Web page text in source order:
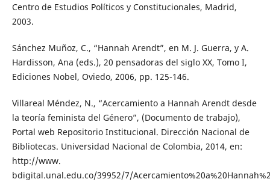
Centro de Estudios Políticos y Constitucionales, Madrid,
2003.
Sánchez Muñoz, C., “Hannah Arendt”, en M. J. Guerra, y A.
Hardisson, Ana (eds.), 20 pensadoras del siglo XX, Tomo I,
Ediciones Nobel, Oviedo, 2006, pp. 125-146.
Villareal Méndez, N., “Acercamiento a Hannah Arendt desde
la teoría feminista del Género”, (Documento de trabajo),
Portal web Repositorio Institucional. Dirección Nacional de
Bibliotecas. Universidad Nacional de Colombia, 2014, en:
http://www.
bdigital.unal.edu.co/39952/7/